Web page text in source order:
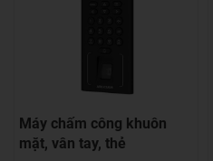
Máy chấm công khuôn
mặt, vân tay, thẻ